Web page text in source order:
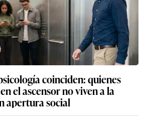
coinciden: quienes
el ascensor no viven a la
apertura social